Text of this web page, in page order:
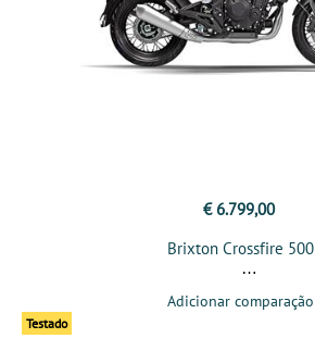
€ 6.799,00
Brixton Crossfire 500
Adicionar comparação
Testado